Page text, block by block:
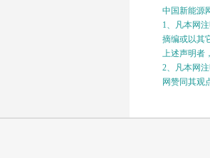
中国新能源
1、凡本网
摘编或以其
上述声明者
2、凡本网
网赞同其观